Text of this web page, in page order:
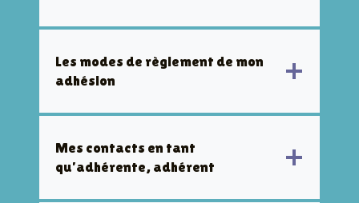
Les modes de règlement de mon
adhésion
Mes contacts en tant
qu’adhérente, adhérent